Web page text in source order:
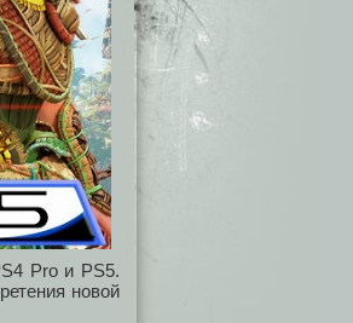
Pro и PS5.
новой